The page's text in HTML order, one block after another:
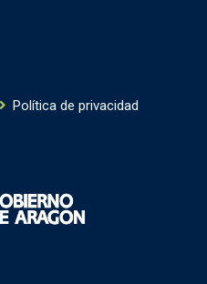
Política de privacidad